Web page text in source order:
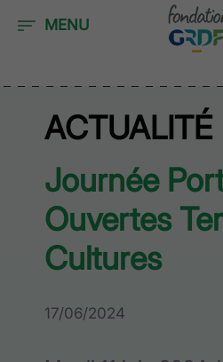
MENU
ACTUALITÉ
Journée
Ouvertes
Cultures
17/06/2024